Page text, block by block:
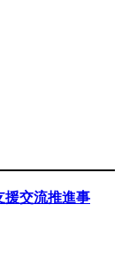
援交流推進事